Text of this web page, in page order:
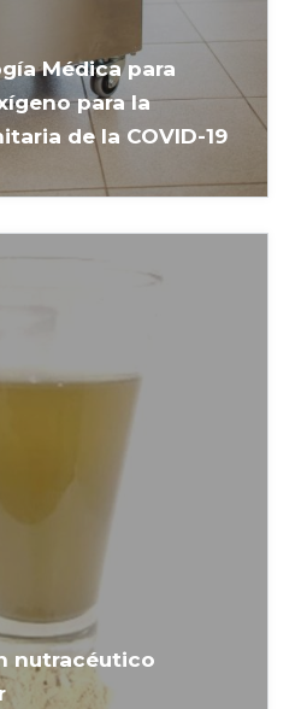
Médica para
para la
de la COVID-19
nutracéutico